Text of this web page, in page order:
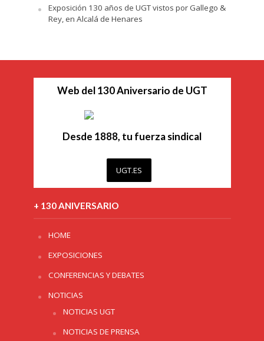
Exposición 130 años de UGT vistos por Gallego &
Rey, en Alcalá de Henares
Web del 130 Aniversario de UGT
Desde 1888, tu fuerza sindical
UGT.ES
+ 130 ANIVERSARIO
HOME
EXPOSICIONES
CONFERENCIAS Y DEBATES
NOTICIAS
NOTICIAS UGT
NOTICIAS DE PRENSA